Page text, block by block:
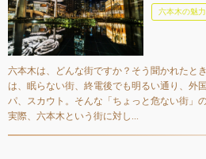
六本木の魅
六本木は、どんな街ですか？そう聞かれたと
は、眠らない街、終電後でも明るい通り、外
パ、スカウト。そんな「ちょっと危ない街」
実際、六本木という街に対し...